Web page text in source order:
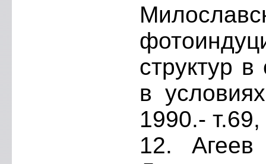
структур в
в
1990.-
12.